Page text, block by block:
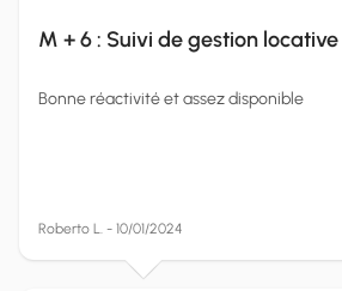
M + 6 : Suivi de gestion locative
Bonne réactivité et assez disponible
Roberto L. - 10/01/2024